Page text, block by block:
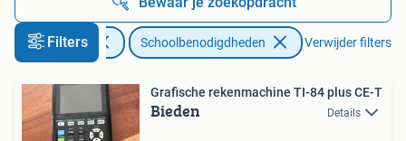
Filters
Diversen Schoolbenodigdheden Verwijder filters
Grafische rekenmachine TI-84 plus CE-T
Bieden Details